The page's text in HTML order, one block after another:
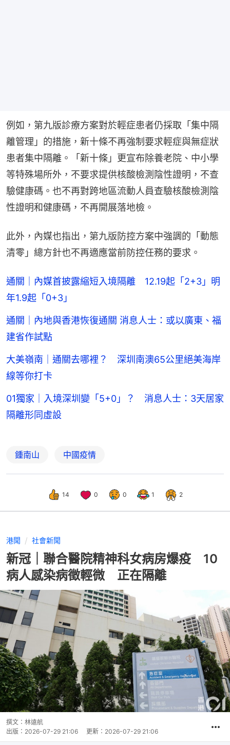
例如，第九版診療方案對於輕症患者仍採取「集中隔
離管理」的措施，新十條不再強制要求輕症與無症狀
患者集中隔離。「新十條」更宣布除養老院、中小學
等特殊場所外，不要求提供核酸檢測陰性證明，不查
驗健康碼。也不再對跨地區流動人員查驗核酸檢測陰
性證明和健康碼，不再開展落地檢。
此外，內媒也指出，第九版防控方案中強調的「動態
清零」總方針也不再適應當前防控任務的要求。
通關｜內媒首披露縮短入境隔離 12.19起「2+3」明
年1.9起「0+3」
通關｜內地與香港恢復通關 消息人士：或以廣東、福
建省作試點
大美嶺南｜通關去哪裡？ 深圳南澳65公里絕美海岸
線等你打卡
01獨家｜入境深圳變「5+0」？ 消息人士：3天居家
隔離形同虛設
鍾南山 中國疫情
14 0 0 1 2
港聞 社會新聞
新冠｜聯合醫院精神科女病房爆疫 10
病人感染病徵輕微 正在隔離
撰文： 林遠航
出版： 2026-07-29 21:06 更新： 2026-07-29 21:06